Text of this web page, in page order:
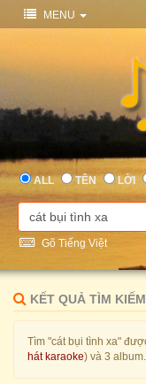
MENU
ALL TÊN LỜI
Gõ Tiếng Việt
KẾT QUẢ TÌM KIẾM
Tìm "cát bụi tình xa"
hát karaoke) và 3